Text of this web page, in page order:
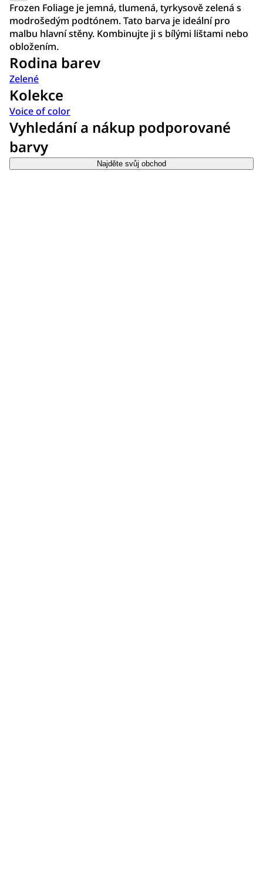
Frozen Foliage je jemná, tlumená, tyrkysově zelená s
modrošedým podtónem. Tato barva je ideální pro
malbu hlavní stěny. Kombinujte ji s bílými lištami nebo
obložením.
Rodina barev
Zelené
Kolekce
Voice of color
Vyhledání a nákup podporované
barvy
Najděte svůj obchod